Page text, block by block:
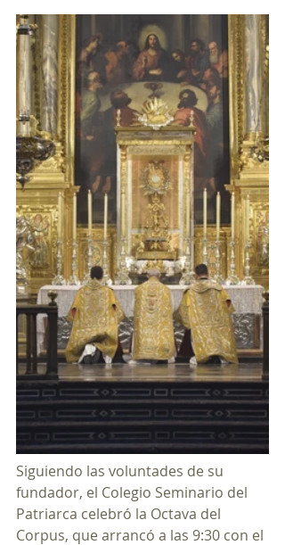
Siguiendo las voluntades de su
fundador, el Colegio Seminario del
Patriarca celebró la Octava del
Corpus, que arrancó a las 9:30 con el